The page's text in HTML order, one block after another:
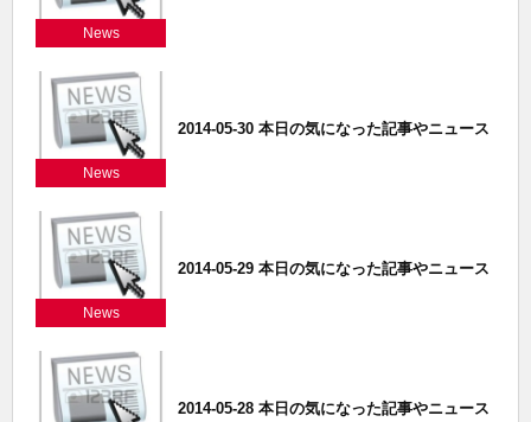
News
News
2014-05-30 本日の気になった記事やニュース
News
2014-05-29 本日の気になった記事やニュース
2014-05-28 本日の気になった記事やニュース